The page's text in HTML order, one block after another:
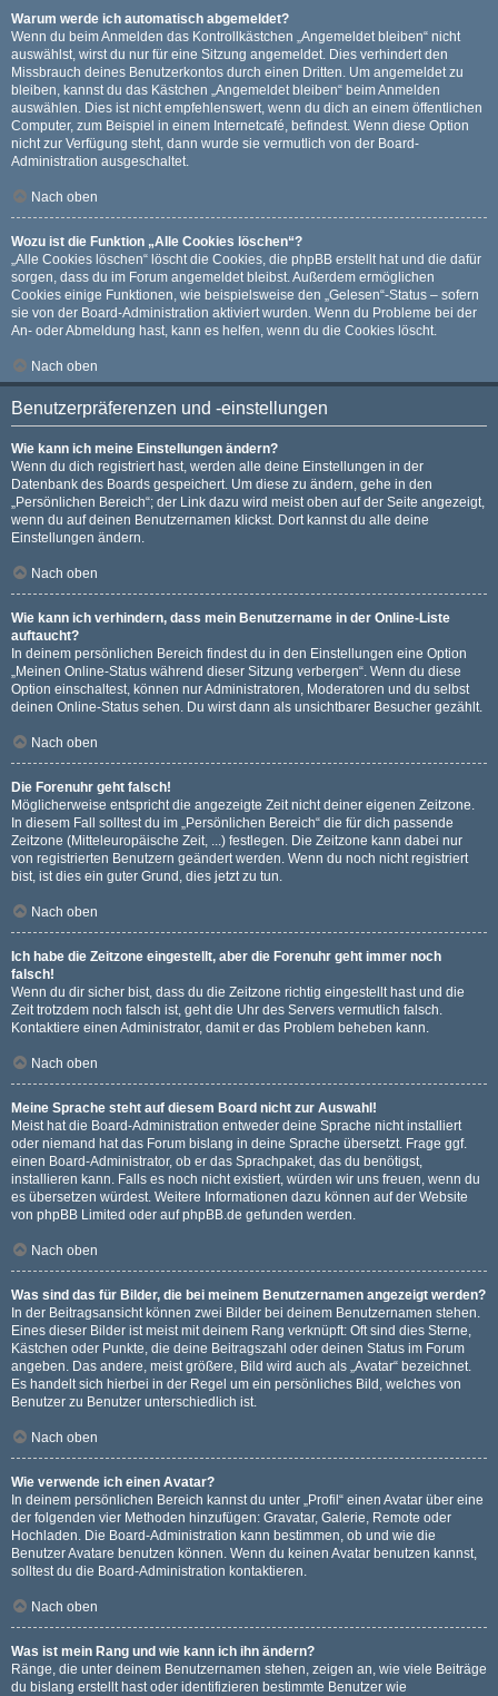
Warum werde ich automatisch abgemeldet?
Wenn du beim Anmelden das Kontrollkästchen „Angemeldet bleiben“ nicht
auswählst, wirst du nur für eine Sitzung angemeldet. Dies verhindert den
Missbrauch deines Benutzerkontos durch einen Dritten. Um angemeldet zu
bleiben, kannst du das Kästchen „Angemeldet bleiben“ beim Anmelden
auswählen. Dies ist nicht empfehlenswert, wenn du dich an einem öffentlichen
Computer, zum Beispiel in einem Internetcafé, befindest. Wenn diese Option
nicht zur Verfügung steht, dann wurde sie vermutlich von der Board-
Administration ausgeschaltet.
Nach oben
Wozu ist die Funktion „Alle Cookies löschen“?
„Alle Cookies löschen“ löscht die Cookies, die phpBB erstellt hat und die dafür
sorgen, dass du im Forum angemeldet bleibst. Außerdem ermöglichen
Cookies einige Funktionen, wie beispielsweise den „Gelesen“-Status – sofern
sie von der Board-Administration aktiviert wurden. Wenn du Probleme bei der
An- oder Abmeldung hast, kann es helfen, wenn du die Cookies löscht.
Nach oben
Benutzerpräferenzen und -einstellungen
Wie kann ich meine Einstellungen ändern?
Wenn du dich registriert hast, werden alle deine Einstellungen in der
Datenbank des Boards gespeichert. Um diese zu ändern, gehe in den
„Persönlichen Bereich“; der Link dazu wird meist oben auf der Seite angezeigt,
wenn du auf deinen Benutzernamen klickst. Dort kannst du alle deine
Einstellungen ändern.
Nach oben
Wie kann ich verhindern, dass mein Benutzername in der Online-Liste
auftaucht?
In deinem persönlichen Bereich findest du in den Einstellungen eine Option
„Meinen Online-Status während dieser Sitzung verbergen“. Wenn du diese
Option einschaltest, können nur Administratoren, Moderatoren und du selbst
deinen Online-Status sehen. Du wirst dann als unsichtbarer Besucher gezählt.
Nach oben
Die Forenuhr geht falsch!
Möglicherweise entspricht die angezeigte Zeit nicht deiner eigenen Zeitzone.
In diesem Fall solltest du im „Persönlichen Bereich“ die für dich passende
Zeitzone (Mitteleuropäische Zeit, ...) festlegen. Die Zeitzone kann dabei nur
von registrierten Benutzern geändert werden. Wenn du noch nicht registriert
bist, ist dies ein guter Grund, dies jetzt zu tun.
Nach oben
Ich habe die Zeitzone eingestellt, aber die Forenuhr geht immer noch
falsch!
Wenn du dir sicher bist, dass du die Zeitzone richtig eingestellt hast und die
Zeit trotzdem noch falsch ist, geht die Uhr des Servers vermutlich falsch.
Kontaktiere einen Administrator, damit er das Problem beheben kann.
Nach oben
Meine Sprache steht auf diesem Board nicht zur Auswahl!
Meist hat die Board-Administration entweder deine Sprache nicht installiert
oder niemand hat das Forum bislang in deine Sprache übersetzt. Frage ggf.
einen Board-Administrator, ob er das Sprachpaket, das du benötigst,
installieren kann. Falls es noch nicht existiert, würden wir uns freuen, wenn du
es übersetzen würdest. Weitere Informationen dazu können auf der Website
von phpBB Limited oder aufphpBB.de gefunden werden.
Nach oben
Was sind das für Bilder, die bei meinem Benutzernamen angezeigt werden?
In der Beitragsansicht können zwei Bilder bei deinem Benutzernamen stehen.
Eines dieser Bilder ist meist mit deinem Rang verknüpft: Oft sind dies Sterne,
Kästchen oder Punkte, die deine Beitragszahl oder deinen Status im Forum
angeben. Das andere, meist größere, Bild wird auch als „Avatar“ bezeichnet.
Es handelt sich hierbei in der Regel um ein persönliches Bild, welches von
Benutzer zu Benutzer unterschiedlich ist.
Nach oben
Wie verwende ich einen Avatar?
In deinem persönlichen Bereich kannst du unter „Profil“ einen Avatar über eine
der folgenden vier Methoden hinzufügen: Gravatar, Galerie, Remote oder
Hochladen. Die Board-Administration kann bestimmen, ob und wie die
Benutzer Avatare benutzen können. Wenn du keinen Avatar benutzen kannst,
solltest du die Board-Administration kontaktieren.
Nach oben
Was ist mein Rang und wie kann ich ihn ändern?
Ränge, die unter deinem Benutzernamen stehen, zeigen an, wie viele Beiträge
du bislang erstellt hast oder identifizieren bestimmte Benutzer wie